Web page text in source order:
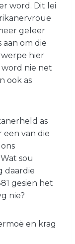
word. Dit lei
geleer
aan om die
hier
word nie net
ook as
as
een van die
sou
daardie
gesien het
nie?
en krag